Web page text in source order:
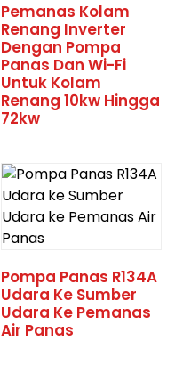
Pemanas Kolam
Renang Inverter
Dengan Pompa
Panas Dan Wi-Fi
Untuk Kolam
Renang 10kw Hingga
72kw
Pompa Panas R134A
Udara Ke Sumber
Udara Ke Pemanas
Air Panas